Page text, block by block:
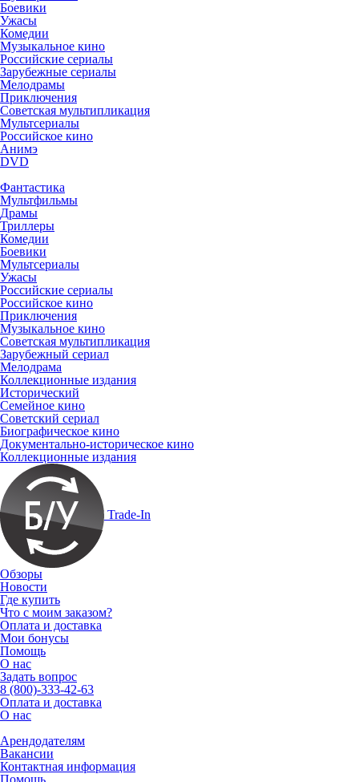
Боевики
Ужасы
Комедии
Музыкальное кино
Российские сериалы
Зарубежные сериалы
Мелодрамы
Приключения
Советская мультипликация
Мультсериалы
Российское кино
Анимэ
DVD
Фантастика
Мультфильмы
Драмы
Триллеры
Комедии
Боевики
Мультсериалы
Ужасы
Российские сериалы
Российское кино
Приключения
Музыкальное кино
Советская мультипликация
Зарубежный сериал
Мелодрама
Коллекционные издания
Исторический
Семейное кино
Советский сериал
Биографическое кино
Документально-историческое кино
Коллекционные издания
Trade-In
Обзоры
Новости
Где купить
Что с моим заказом?
Оплата и доставка
Мои бонусы
Помощь
О нас
Задать вопрос
8 (800)-333-42-63
Оплата и доставка
О нас
Арендодателям
Вакансии
Контактная информация
Помощь